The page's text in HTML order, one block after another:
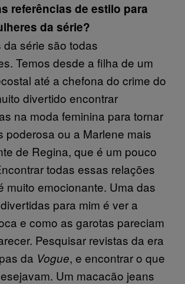
referências de estilo para
da série?
da série são todas
Temos desde a filha de um
até a chefona do crime do
divertido encontrar
na moda feminina para tornar
poderosa ou a Marlene mais
de Regina, que é um pouco
todas essas relações
muito emocionante. Uma das
para mim é ver a
e como as garotas pareciam
Pesquisar revistas da era
da Vogue, e encontrar o que
Um macacão jeans